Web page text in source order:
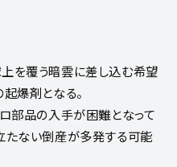
を覆う暗雲に差し込む希望
爆剤となる。
ロ部品の入手が困難となって
たない倒産が多発する可能